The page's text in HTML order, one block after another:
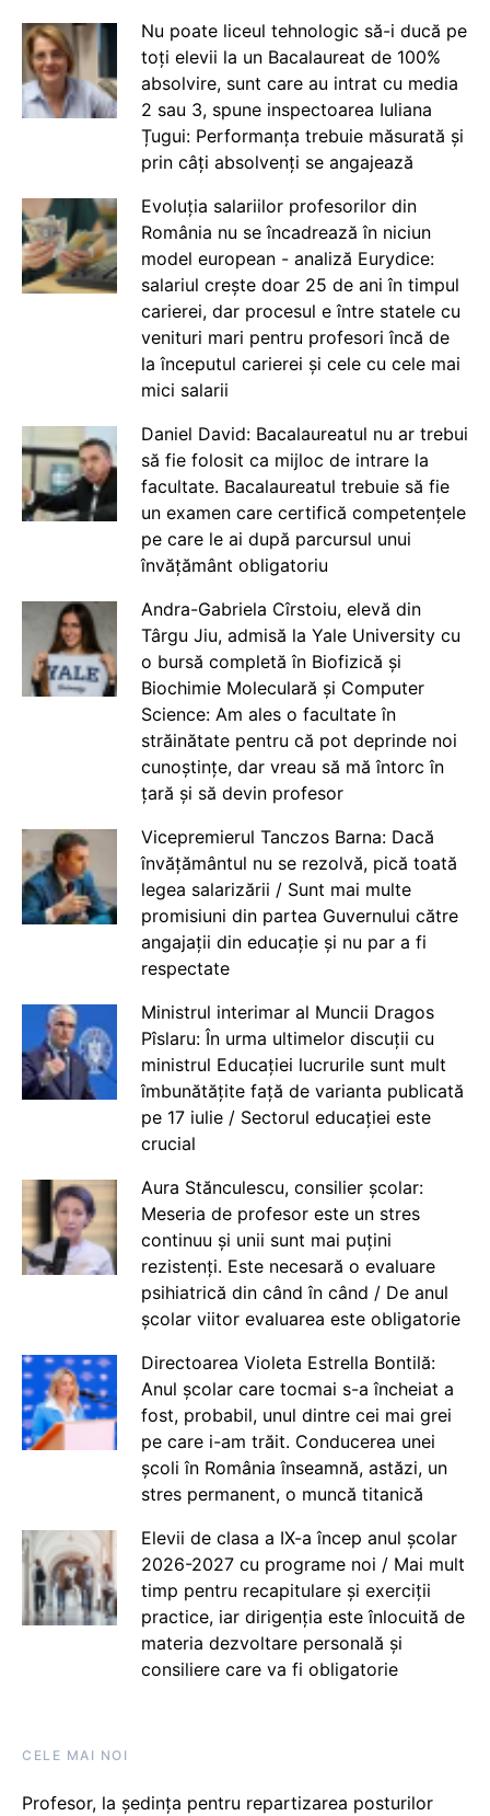
Nu poate liceul tehnologic să-i ducă pe
toți elevii la un Bacalaureat de 100%
absolvire, sunt care au intrat cu media
2 sau 3, spune inspectoarea Iuliana
Țugui: Performanța trebuie măsurată și
prin câți absolvenți se angajează
Evoluția salariilor profesorilor din
România nu se încadrează în niciun
model european - analiză Eurydice:
salariul crește doar 25 de ani în timpul
carierei, dar procesul e între statele cu
venituri mari pentru profesori încă de
la începutul carierei și cele cu cele mai
mici salarii
Daniel David: Bacalaureatul nu ar trebui
să fie folosit ca mijloc de intrare la
facultate. Bacalaureatul trebuie să fie
un examen care certifică competențele
pe care le ai după parcursul unui
învățământ obligatoriu
Andra-Gabriela Cîrstoiu, elevă din
Târgu Jiu, admisă la Yale University cu
o bursă completă în Biofizică și
Biochimie Moleculară și Computer
Science: Am ales o facultate în
străinătate pentru că pot deprinde noi
cunoștințe, dar vreau să mă întorc în
țară și să devin profesor
Vicepremierul Tanczos Barna: Dacă
învățământul nu se rezolvă, pică toată
legea salarizării / Sunt mai multe
promisiuni din partea Guvernului către
angajații din educație și nu par a fi
respectate
Ministrul interimar al Muncii Dragos
Pîslaru: În urma ultimelor discuții cu
ministrul Educației lucrurile sunt mult
îmbunătățite față de varianta publicată
pe 17 iulie / Sectorul educației este
crucial
Aura Stănculescu, consilier școlar:
Meseria de profesor este un stres
continuu și unii sunt mai puțini
rezistenți. Este necesară o evaluare
psihiatrică din când în când / De anul
școlar viitor evaluarea este obligatorie
Directoarea Violeta Estrella Bontilă:
Anul școlar care tocmai s-a încheiat a
fost, probabil, unul dintre cei mai grei
pe care i-am trăit. Conducerea unei
școli în România înseamnă, astăzi, un
stres permanent, o muncă titanică
Elevii de clasa a IX-a încep anul școlar
2026-2027 cu programe noi / Mai mult
timp pentru recapitulare și exerciții
practice, iar dirigenția este înlocuită de
materia dezvoltare personală și
consiliere care va fi obligatorie
CELE MAI NOI
Profesor, la ședința pentru repartizarea posturilor